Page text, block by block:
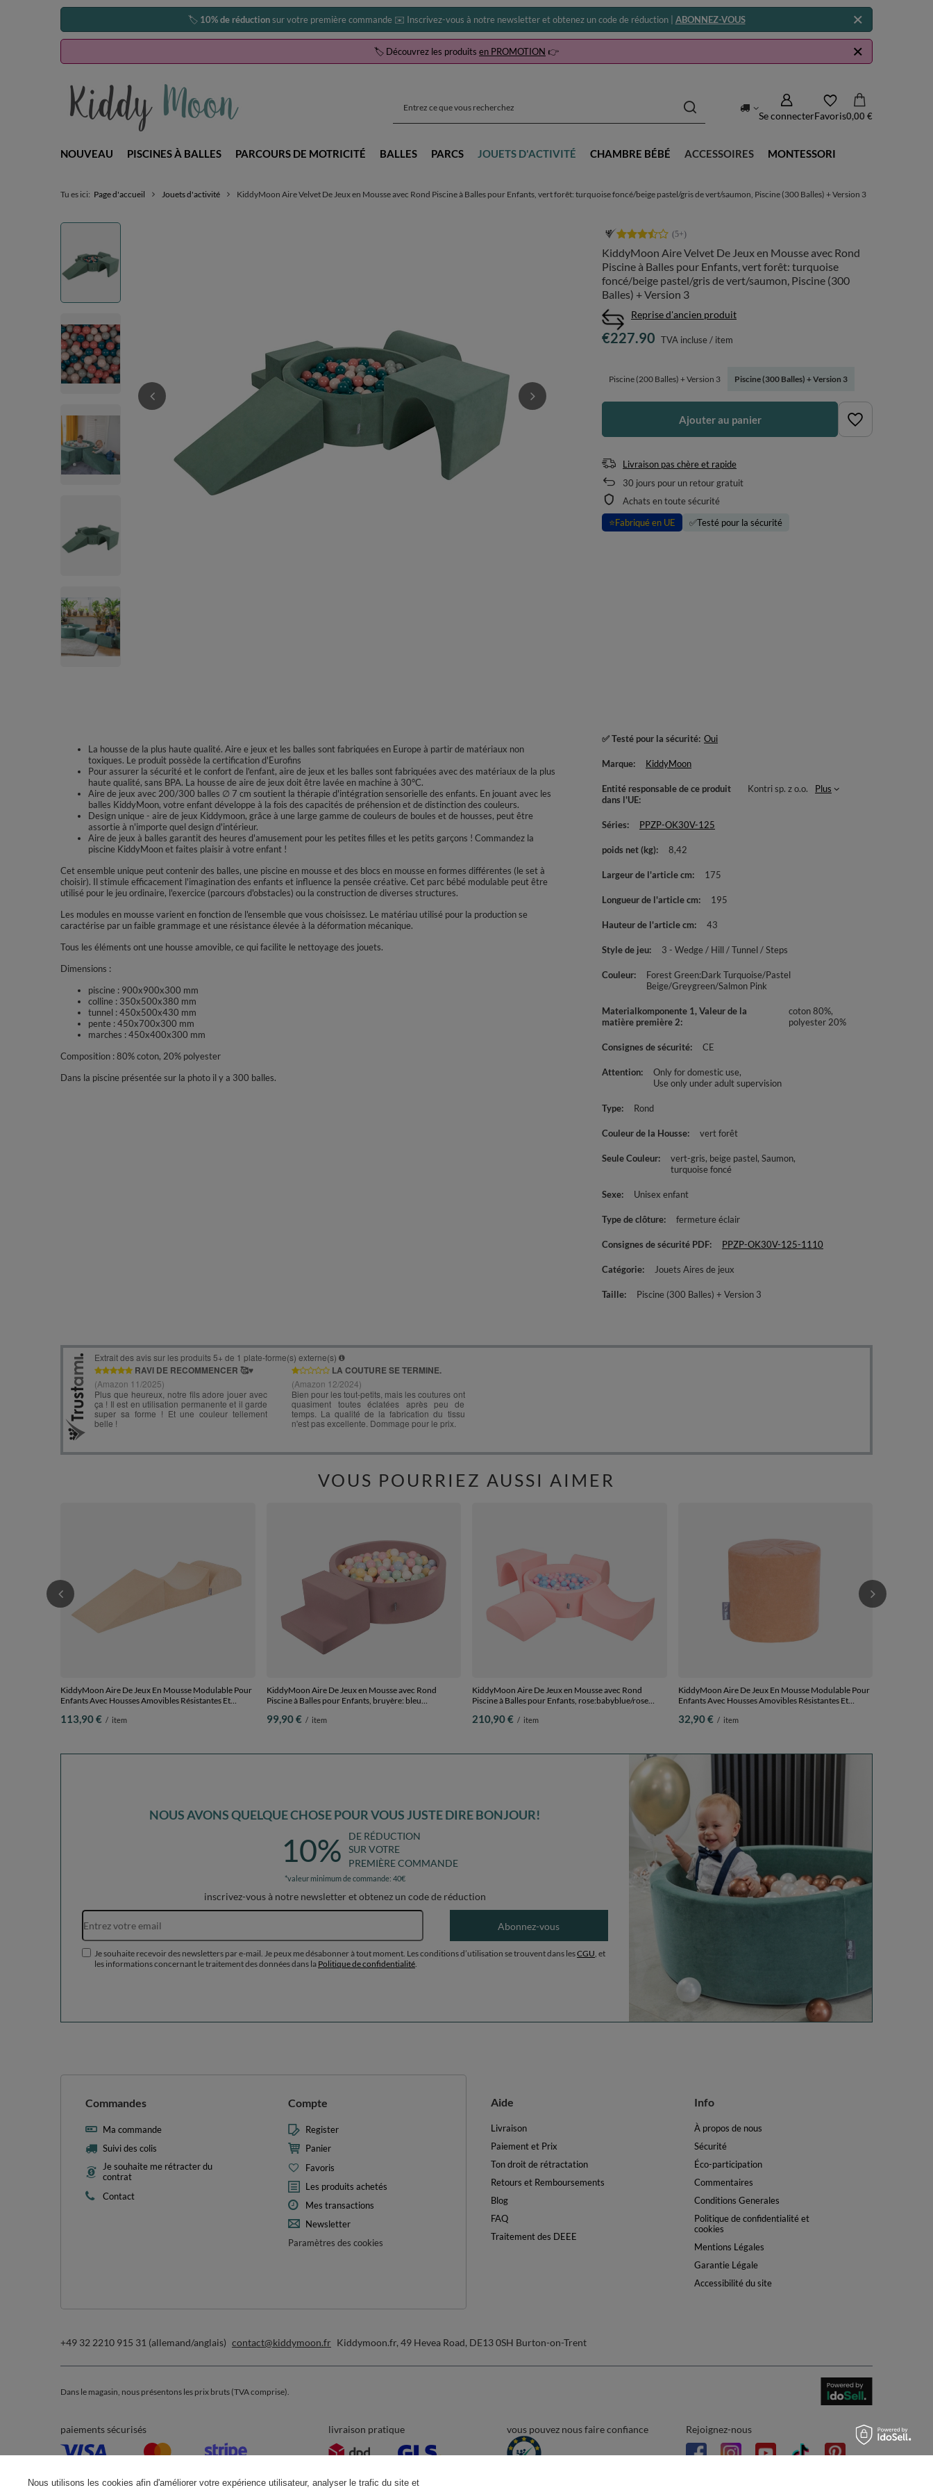
🏷️ 10% de réductionsur votre première commande ✉️ Inscrivez-vous à notre newsletter et obtenez un code de réduction | ABONNEZ-VOUS
🏷️ Découvrez les produits en PROMOTION 👉
Se connecterFavoris0,00 €
NOUVEAU PISCINES À BALLES PARCOURS DE MOTRICITÉ BALLES PARCS JOUETS D'ACTIVITÉ CHAMBRE BÉBÉ ACCESSOIRES MONTESSORI
Tu es ici: Page d'accueil Jouets d'activité KiddyMoon Aire Velvet De Jeux en Mousse avec Rond Piscine à Balles pour Enfants, vert forêt: turquoise foncé/beige pastel/gris de vert/saumon, Piscine (300 Balles) + Version 3
KiddyMoon Aire Velvet De Jeux en Mousse avec Rond
Piscine à Balles pour Enfants, vert forêt: turquoise
foncé/beige pastel/gris de vert/saumon, Piscine (300
Balles) + Version 3
Reprise d'ancien produit
Piscine (200 Balles) + Version 3 Piscine (300 Balles) + Version 3
€227.90 TVA incluse/ item
Ajouter au panier
Livraison pas chère et rapide
30 jours pour un retour gratuit
Achats en toute sécurité
⭐Fabriqué en UE ✅Testé pour la sécurité
La housse de la plus haute qualité. Aire e jeux et les balles sont fabriquées en Europe à partir de matériaux non
toxiques. Le produit possède la certification d'Eurofins
Pour assurer la sécurité et le confort de l'enfant, aire de jeux et les balles sont fabriquées avec des matériaux de la plus
haute qualité, sans BPA. La housse de aire de jeux doit être lavée en machine à 30°C.
Aire de jeux avec 200/300 balles ∅ 7 cm soutient la thérapie d'intégration sensorielle des enfants. En jouant avec les
balles KiddyMoon, votre enfant développe à la fois des capacités de préhension et de distinction des couleurs.
Design unique - aire de jeux Kiddymoon, grâce à une large gamme de couleurs de boules et de housses, peut être
assortie à n'importe quel design d'intérieur.
Aire de jeux à balles garantit des heures d'amusement pour les petites filles et les petits garçons ! Commandez la
piscine KiddyMoon et faites plaisir à votre enfant !
Cet ensemble unique peut contenir des balles, une piscine en mousse et des blocs en mousse en formes différentes (le set à
choisir). Il stimule efficacement l'imagination des enfants et influence la pensée créative. Cet parc bébé modulable peut être
utilisé pour le jeu ordinaire, l'exercice (parcours d'obstacles) ou la construction de diverses structures.
Les modules en mousse varient en fonction de l'ensemble que vous choisissez. Le matériau utilisé pour la production se
caractérise par un faible grammage et une résistance élevée à la déformation mécanique.
Tous les éléments ont une housse amovible, ce qui facilite le nettoyage des jouets.
Dimensions :
piscine : 900x900x300 mm
colline : 350x500x380 mm
tunnel : 450x500x430 mm
pente : 450x700x300 mm
marches : 450x400x300 mm
Composition : 80% coton, 20% polyester
Dans la piscine présentée sur la photo il y a 300 balles.
✅ Testé pour la sécurité Oui
Marque KiddyMoon
Entité responsable de ce produit
dans l'UE
Kontri sp. z o.o. Plus
Séries PPZP-OK30V-125
poids net (kg) 8,42
Largeur de l'article cm 175
Longueur de l'article cm 195
Hauteur de l'article cm 43
Style de jeu 3 - Wedge / Hill / Tunnel / Steps
Couleur
Forest Green:Dark Turquoise/Pastel
Beige/Greygreen/Salmon Pink
Materialkomponente 1, Valeur de la
matière première 2
coton 80%,
polyester 20%
Consignes de sécurité CE
Attention
Only for domestic use
Use only under adult supervision
Type Rond
Couleur de la Housse vert forêt
Seule Couleur vert-gris beige pastel Saumon
turquoise foncé
Sexe Unisex enfant
Type de clôture fermeture éclair
Consignes de sécurité PDF PPZP-OK30V-125-1110
Catégorie Jouets Aires de jeux
Taille Piscine (300 Balles) + Version 3
VOUS POURRIEZ AUSSI AIMER
KiddyMoon Aire De Jeux En Mousse Modulable Pour
Enfants Avec Housses Amovibles Résistantes Et
beige sableux, Multi-Taille
113,90 € / item
KiddyMoon Aire De Jeux en Mousse avec Rond
Piscine à Balles pour Enfants, bruyère: bleu
Piscine (100 Balles) + Marches
99,90 € / item
KiddyMoon Aire De Jeux en Mousse avec Rond
Piscine à Balles pour Enfants, rose:babyblue/rose
210,90 € / item
KiddyMoon Aire De Jeux En Mousse Modulable Pour
Enfants Avec Housses Amovibles Résistantes Et
rose des sables, Pouf
32,90 € / item
NOUS AVONS QUELQUE CHOSE POUR VOUS JUSTE DIRE BONJOUR!
10%
DE RÉDUCTION
SUR VOTRE
PREMIÈRE COMMANDE
*valeur minimum de commande: 40€
inscrivez-vous à notre newsletter et obtenez un code de réduction
Adresse e-mail
Abonnez-vous
Je souhaite recevoir des newsletters par e-mail. Je peux me désabonner à tout moment. Les conditions d’utilisation se trouvent dans lesCGU , et
les informations concernant le traitement des données dans la Politique de confidentialité
Commandes
Ma commande
Suivi des colis
Je souhaite me rétracter du
contrat
Contact
Compte
Register
Panier
Favoris
Les produits achetés
Mes transactions
Newsletter
Paramètres des cookies
Aide
Livraison
Paiement et Prix
Ton droit de rétractation
Retours et Remboursements
Blog
FAQ
Traitement des DEEE
Info
À propos de nous
Sécurité
Éco-participation
Commentaires
Conditions Generales
Politique de confidentialité et
cookies
Mentions Légales
Garantie Légale
Accessibilité du site
+49 32 2210 915 31 (allemand/anglais) contact@kiddymoon.fr Kiddymoon.fr, 49 Hevea Road, DE13 0SH Burton-on-Trent
Dans le magasin, nous présentons les prix bruts (TVA comprise).
paiements sécurisés livraison pratique vous pouvez nous faire confiance Rejoignez-nous
Nous utilisons les cookies afin d'améliorer votre expérience utilisateur, analyser le trafic du site et